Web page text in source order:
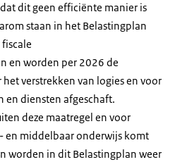
dit geen efficiënte manier is
staan in het Belastingplan
en worden per 2026 de
verstrekken van logies en voor
en diensten afgeschaft.
deze maatregel en voor
en middelbaar onderwijs komt
worden in dit Belastingplan weer